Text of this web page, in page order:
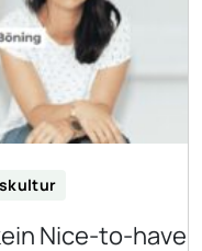
Nice-to-have